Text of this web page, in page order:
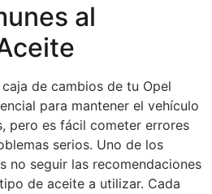
al
de cambios de tu Opel
para mantener el vehículo
pero es fácil cometer errores
serios. Uno de los
no seguir las recomendaciones
de aceite a utilizar. Cada